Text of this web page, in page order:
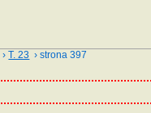
›T. 23 › strona 397